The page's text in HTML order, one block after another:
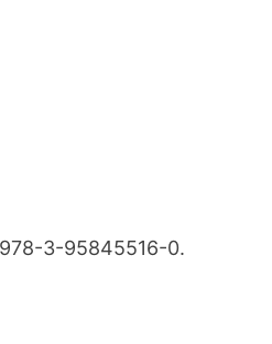
978-3-95845516-0.